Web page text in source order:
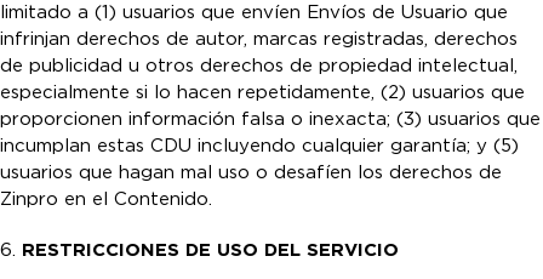
limitado a (1) usuarios que envíen Envíos de Usuario que
infrinjan derechos de autor, marcas registradas, derechos
de publicidad u otros derechos de propiedad intelectual,
especialmente si lo hacen repetidamente, (2) usuarios que
proporcionen información falsa o inexacta; (3) usuarios que
incumplan estas CDU incluyendo cualquier garantía; y (5)
usuarios que hagan mal uso o desafíen los derechos de
Zinpro en el Contenido.
6. RESTRICCIONES DE USO DEL SERVICIO